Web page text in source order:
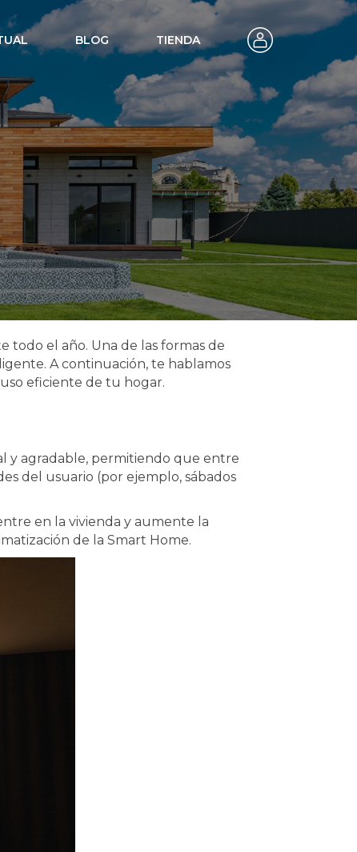
BLOG TIENDA
y
todo el año. Una de las formas de
A continuación, te hablamos
eficiente de tu hogar.
y agradable, permitiendo que entre
del usuario (por ejemplo, sábados
en la vivienda y aumente la
de la Smart Home.